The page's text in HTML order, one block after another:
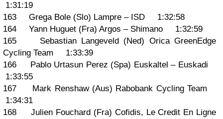
1:31:19
163 Grega Bole (Slo) Lampre – ISD 1:32:58
164 Yann Huguet (Fra) Argos – Shimano 1:32:59
165 Sebastian Langeveld (Ned) Orica GreenEdge
Cycling Team 1:33:39
166 Pablo Urtasun Perez (Spa) Euskaltel – Euskadi
1:33:55
167 Mark Renshaw (Aus) Rabobank Cycling Team
1:34:31
168 Julien Fouchard (Fra) Cofidis, Le Credit En Ligne